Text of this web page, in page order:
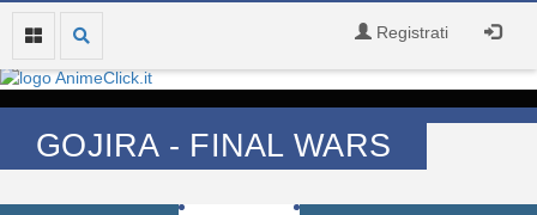
Registrati
GOJIRA - FINAL WARS